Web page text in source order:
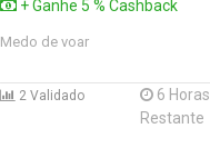
+ Ganhe 5 % Cashback
Medo de voar
2 Validado
6 Horas
Restante